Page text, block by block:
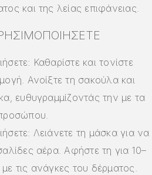
και της λείας επιφάνειας.
Καθαρίστε και τονίστε
Ανοίξτε τη σακούλα και
ευθυγραμμίζοντάς την με τα
Λειάνετε τη μάσκα για να
αέρα. Αφήστε τη για 10–
τις ανάγκες του δέρματος.